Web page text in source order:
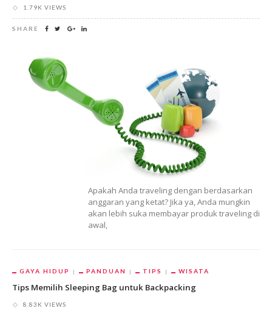
1.79K VIEWS
SHARE
Apakah Anda traveling dengan berdasarkan
anggaran yang ketat? Jika ya, Anda mungkin
akan lebih suka membayar produk traveling di
awal,
GAYA HIDUP PANDUAN TIPS WISATA
Tips Memilih Sleeping Bag untuk Backpacking
8.83K VIEWS